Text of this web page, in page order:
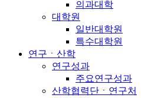
의과대학
대학원
일반대학원
특수대학원
연구ㆍ산학
연구성과
주요연구성과
산학협력단ㆍ연구처